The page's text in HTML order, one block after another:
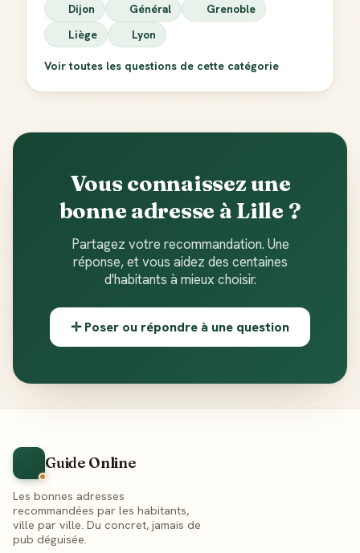
Dijon
Général
Grenoble
Liège
Lyon
Voir toutes les questions de cette catégorie
Vous connaissez une
bonne adresse à Lille ?
Partagez votre recommandation. Une
réponse, et vous aidez des centaines
d'habitants à mieux choisir.
✛ Poser ou répondre à une question
Guide Online
Les bonnes adresses
recommandées par les habitants,
ville par ville. Du concret, jamais de
pub déguisée.